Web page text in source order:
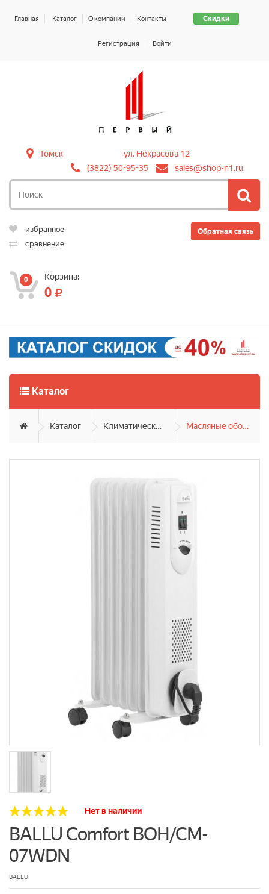
Скидки
Главная Каталог О компании Контакты
Регистрация Войти
Томск
ул. Некрасова 12
(3822) 50-95-35
sales@shop-n1.ru
Обратная связь
избранное
сравнение
0 Корзина:
0
Каталог
Каталог Климатическая техника Масляные обогреватели
Нет в наличии
BALLU Comfort BOH/CM-
07WDN
BALLU